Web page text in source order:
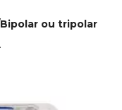
ou tripolar